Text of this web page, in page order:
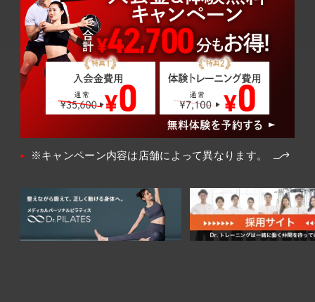
※キャンペーン内容は店舗によって異なります。